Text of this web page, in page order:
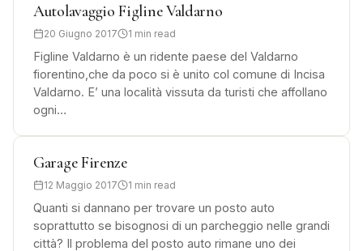
Autolavaggio Figline Valdarno
20 Giugno 2017 1 min read
Figline Valdarno è un ridente paese del Valdarno
fiorentino,che da poco si è unito col comune di Incisa
Valdarno. E’ una località vissuta da turisti che affollano
ogni…
Garage Firenze
12 Maggio 2017 1 min read
Quanti si dannano per trovare un posto auto
soprattutto se bisognosi di un parcheggio nelle grandi
città? Il problema del posto auto rimane uno dei